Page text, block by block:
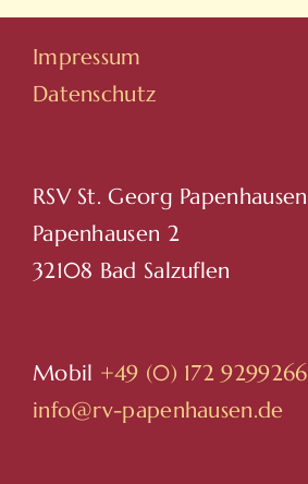
Impressum
Datenschutz
RSV St. Georg Papenhausen
Papenhausen 2
32108 Bad Salzuflen
Mobil +49 (0) 172 9299266
info@rv-papenhausen.de